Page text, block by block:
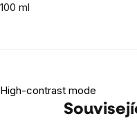
100 ml
High-contrast mode